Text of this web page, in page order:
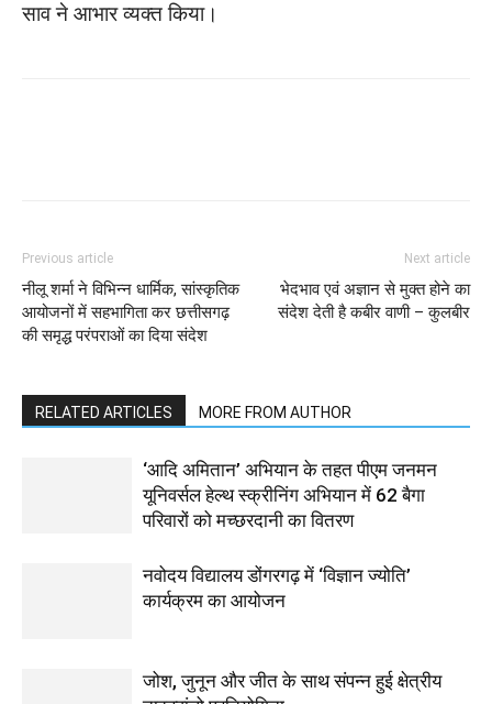
साव ने आभार व्यक्त किया।
Previous article
नीलू शर्मा ने विभिन्न धार्मिक, सांस्कृतिक
आयोजनों में सहभागिता कर छत्तीसगढ़
की समृद्ध परंपराओं का दिया संदेश
Next article
भेदभाव एवं अज्ञान से मुक्त होने का
संदेश देती है कबीर वाणी – कुलबीर
RELATED ARTICLES MORE FROM AUTHOR
‘आदि अमितान’ अभियान के तहत पीएम जनमन
यूनिवर्सल हेल्थ स्क्रीनिंग अभियान में 62 बैगा
परिवारों को मच्छरदानी का वितरण
नवोदय विद्यालय डोंगरगढ़ में ‘विज्ञान ज्योति’
कार्यक्रम का आयोजन
जोश, जुनून और जीत के साथ संपन्न हुई क्षेत्रीय